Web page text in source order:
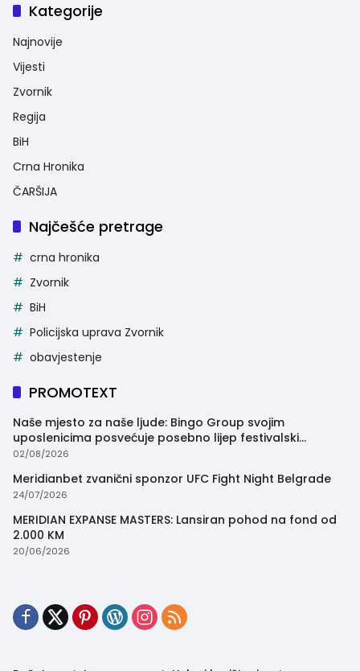
Kategorije
Najnovije
Vijesti
Zvornik
Regija
BiH
Crna Hronika
ČARŠIJA
Najčešće pretrage
crna hronika
Zvornik
BiH
Policijska uprava Zvornik
obavjestenje
PROMOTEXT
Naše mjesto za naše ljude: Bingo Group svojim
uposlenicima posvećuje posebno lijep festivalski
trenutak
02/08/2026
Meridianbet zvanični sponzor UFC Fight Night Belgrade
24/07/2026
MERIDIAN EXPANSE MASTERS: Lansiran pohod na fond od
2.000 KM
20/06/2026